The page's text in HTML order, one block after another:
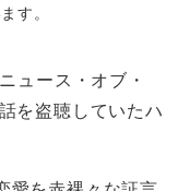
す。
ュース・オブ・
を盗聴していたハ